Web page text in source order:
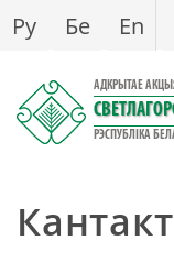
Перайсці
да
змесціва
Ру Бе En
АДКРЫТАЕ
РЭСПУБЛІКА